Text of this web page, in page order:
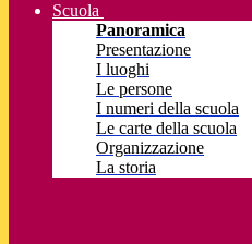
Scuola
Panoramica
Presentazione
I luoghi
Le persone
I numeri della scuola
Le carte della scuola
Organizzazione
La storia